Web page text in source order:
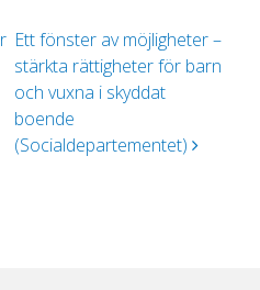
Ett fönster av möjligheter –
stärkta rättigheter för barn
och vuxna i skyddat
boende
(Socialdepartementet)